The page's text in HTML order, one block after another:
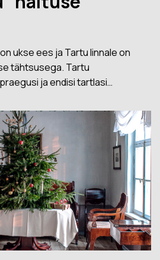
ukse ees ja Tartu linnale on
tähtsusega. Tartu
ja endisi tartlasi…